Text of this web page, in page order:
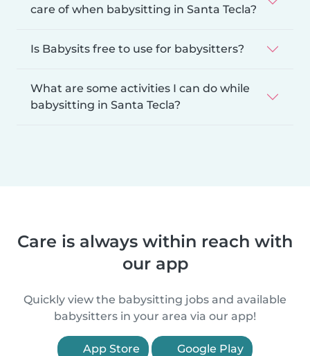
care of when babysitting in Santa Tecla?
Is Babysits free to use for babysitters?
What are some activities I can do while
babysitting in Santa Tecla?
Care is always within reach with
our app
Quickly view the babysitting jobs and available
babysitters in your area via our app!
App Store Google Play